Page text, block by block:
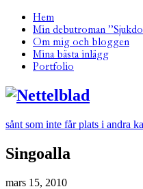
Hem
Min debutroman
Om mig och bloggen
Mina bästa inlägg
Portfolio
sånt som inte får plats i andra
Singoalla
mars 15, 2010